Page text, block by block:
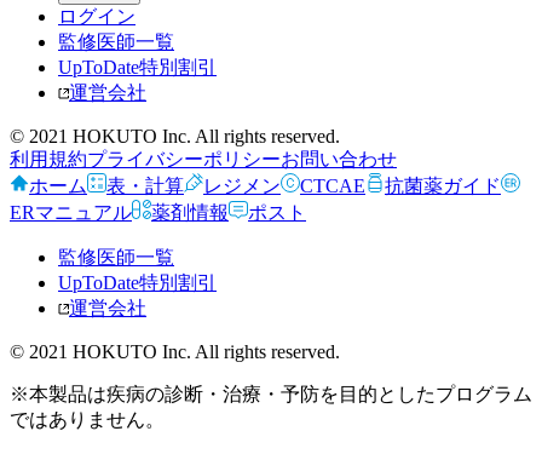
ログイン
監修医師一覧
UpToDate特別割引
運営会社
© 2021 HOKUTO Inc. All rights reserved.
利用規約プライバシーポリシーお問い合わせ
ホーム
表・計算 レジメン CTCAE
抗菌薬ガイド
ERマニュアル
薬剤情報 ポスト
監修医師一覧
UpToDate特別割引
運営会社
© 2021 HOKUTO Inc. All rights reserved.
※本製品は疾病の診断・治療・予防を目的としたプログラム
ではありません。